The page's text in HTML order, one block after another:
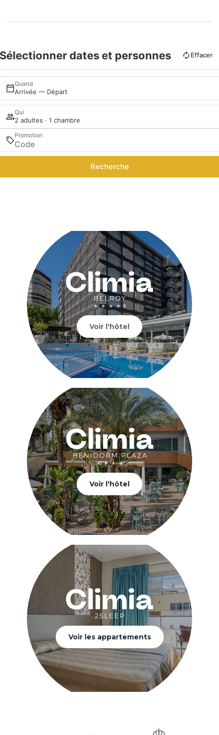
Sélectionner dates et personnes Effacer
Quand
Arrivée — Départ
Qui
2 adultes · 1 chambre
Promotion
Recherche
Voir l'hôtel
Voir l'hôtel
Voir les appartements